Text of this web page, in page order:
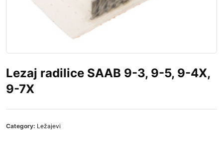
Lezaj radilice SAAB 9-3, 9-5, 9-4X,
9-7X
Category: Ležajevi